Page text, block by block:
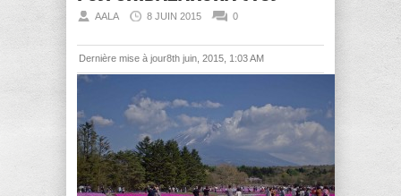
AALA 8 JUIN 2015 0
Dernière mise à jour8th juin, 2015, 1:03 AM